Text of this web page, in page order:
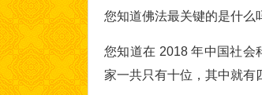
您知道佛法最关键的是什么
您知道在 2018 年中国社会
家一共只有十位，其中就有